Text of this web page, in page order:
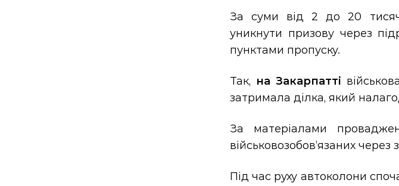
За суми від 2 до 20 тисяч
уникнути призову через
пунктами пропуску.
Так, на Закарпатті
затримала ділка, який
За матеріалами
військовозобов’язаних через
Під час руху автоколони